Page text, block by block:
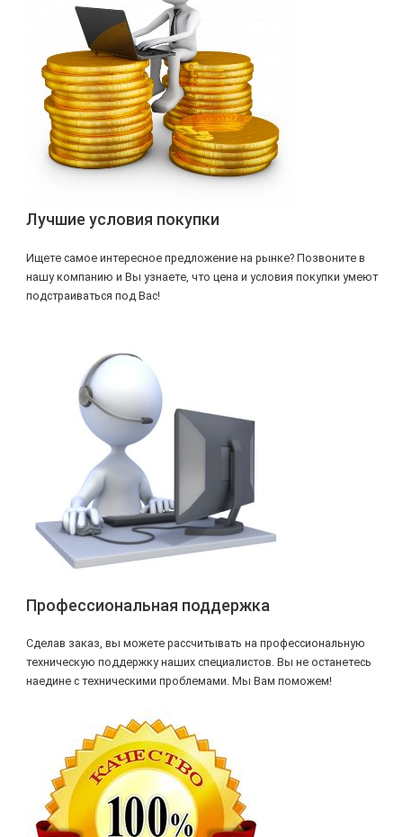
Лучшие условия покупки
Ищете самое интересное предложение на рынке? Позвоните в
нашу компанию и Вы узнаете, что цена и условия покупки умеют
подстраиваться под Вас!
Профессиональная поддержка
Сделав заказ, вы можете рассчитывать на профессиональную
техническую поддержку наших специалистов. Вы не останетесь
наедине с техническими проблемами. Мы Вам поможем!